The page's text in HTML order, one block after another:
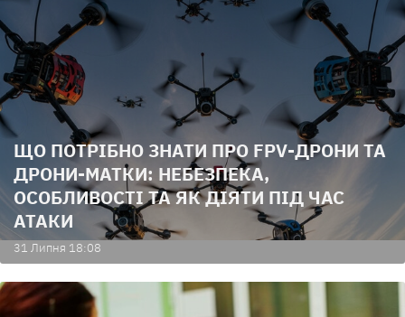
ЩО ПОТРІБНО ЗНАТИ ПРО FPV-ДРОНИ ТА
ДРОНИ-МАТКИ: НЕБЕЗПЕКА,
ОСОБЛИВОСТІ ТА ЯК ДІЯТИ ПІД ЧАС
АТАКИ
31 Липня 18:08